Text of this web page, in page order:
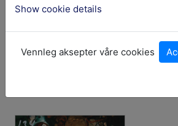
Show cookie details
Vennleg aksepter våre cookies
Nasjonalitet:Noreg
Oppbevaringsstad:Arnafjord
Historikk: